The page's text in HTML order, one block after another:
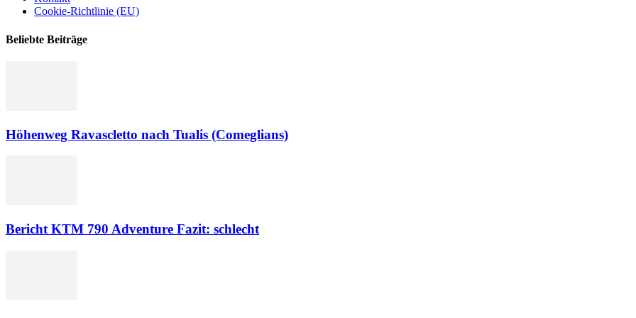
Cookie-Richtlinie (EU)
Beliebte Beiträge
Höhenweg Ravascletto nach Tualis (Comeglians)
Bericht KTM 790 Adventure Fazit: schlecht